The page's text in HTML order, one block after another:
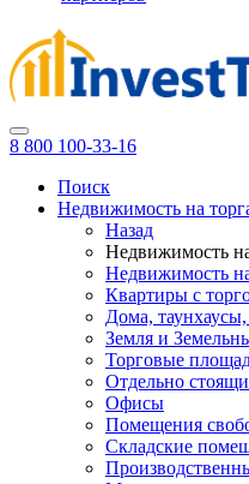
8 800 100-33-16
Поиск
Недвижимость на
Назад
Недвижимость
Недвижимость
Квартиры с
Дома,
Земля и
Торговые
Отдельно
Офисы
Помещения
Складские